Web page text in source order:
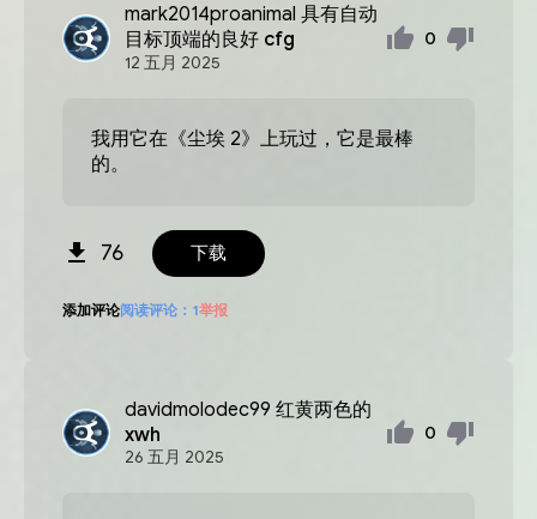
mark2014proanimal 具有自动
目标顶端的良好 cfg
12 五月 2025
0
我用它在《尘埃 2》上玩过，它是最棒
的。
76 下载
添加评论阅读评论： 1举报
davidmolodec99 红黄两色的
xwh
26 五月 2025
0